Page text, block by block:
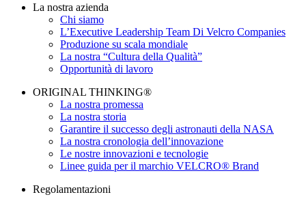
La nostra azienda
Chi siamo
L’Executive Leadership Team Di Velcro Companies
Produzione su scala mondiale
La nostra “Cultura della Qualità”
Opportunità di lavoro
ORIGINAL THINKING®
La nostra promessa
La nostra storia
Garantire il successo degli astronauti della NASA
La nostra cronologia dell’innovazione
Le nostre innovazioni e tecnologie
Linee guida per il marchio VELCRO® Brand
Regolamentazioni